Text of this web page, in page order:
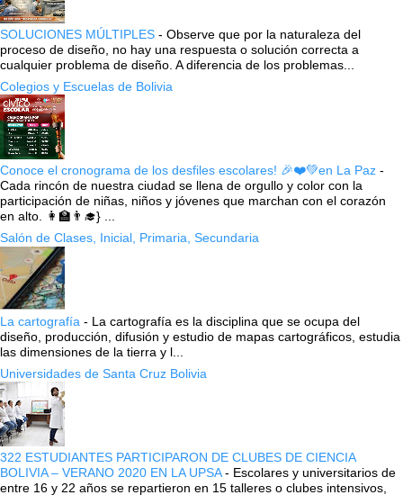
SOLUCIONES MÚLTIPLES - Observe que por la naturaleza del
proceso de diseño, no hay una respuesta o solución correcta a
cualquier problema de diseño. A diferencia de los problemas...
Colegios y Escuelas de Bolivia
Conoce el cronograma de los desfiles escolares! 🎉❤️💚en La Paz -
Cada rincón de nuestra ciudad se llena de orgullo y color con la
participación de niñas, niños y jóvenes que marchan con el corazón
en alto. 👩‍🏫👨‍🎓} ...
Salón de Clases, Inicial, Primaria, Secundaria
La cartografía - La cartografía es la disciplina que se ocupa del
diseño, producción, difusión y estudio de mapas cartográficos, estudia
las dimensiones de la tierra y l...
Universidades de Santa Cruz Bolivia
322 ESTUDIANTES PARTICIPARON DE CLUBES DE CIENCIA
BOLIVIA – VERANO 2020 EN LA UPSA- Escolares y universitarios de
entre 16 y 22 años se repartieron en 15 talleres o clubes intensivos,